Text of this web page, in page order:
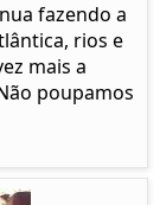
fazendo a
rios e
mais a
poupamos